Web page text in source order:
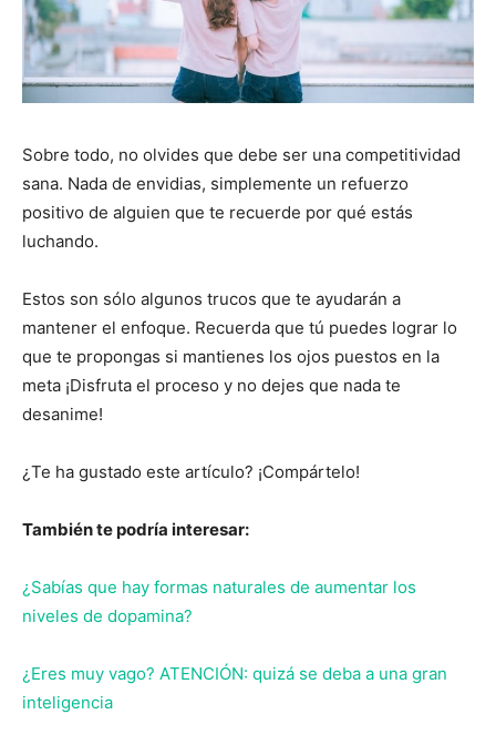
Sobre todo, no olvides que debe ser una competitividad
sana. Nada de envidias, simplemente un refuerzo
positivo de alguien que te recuerde por qué estás
luchando.
Estos son sólo algunos trucos que te ayudarán a
mantener el enfoque. Recuerda que tú puedes lograr lo
que te propongas si mantienes los ojos puestos en la
meta ¡Disfruta el proceso y no dejes que nada te
desanime!
¿Te ha gustado este artículo? ¡Compártelo!
También te podría interesar:
¿Sabías que hay formas naturales de aumentar los
niveles de dopamina?
¿Eres muy vago? ATENCIÓN: quizá se deba a una gran
inteligencia